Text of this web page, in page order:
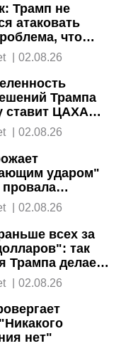
Трамп не
атаковать
что
в
от США
Вести-Ynet | 02.08.26
Трампа
ставит ЦАХАЛ в
Вести-Ynet 02.08.26
ударом"
провала
с США
Вести-Ynet | 02.08.26
всех за
так
Трампа делает
его войне
Вести-Ynet | 02.08.26
нет"